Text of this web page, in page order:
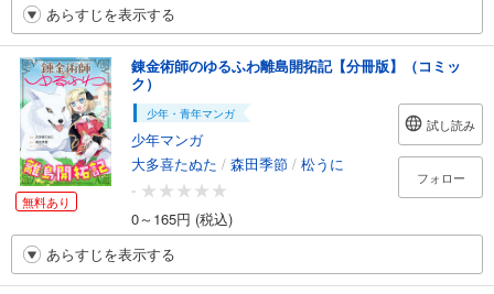
あらすじを表示する
無料あり
錬金術師のゆるふわ離島開拓記【分冊版】（コミッ
ク）
少年・青年マンガ
少年マンガ
大多喜たぬた / 森田季節 / 松うに
-
0～165円 (税込)
試し読み
フォロー
あらすじを表示する